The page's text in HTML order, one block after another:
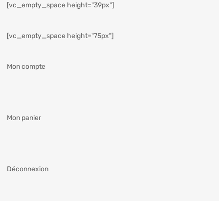
[vc_empty_space height="39px"]
[vc_empty_space height="75px"]
Mon compte
Mon panier
Déconnexion